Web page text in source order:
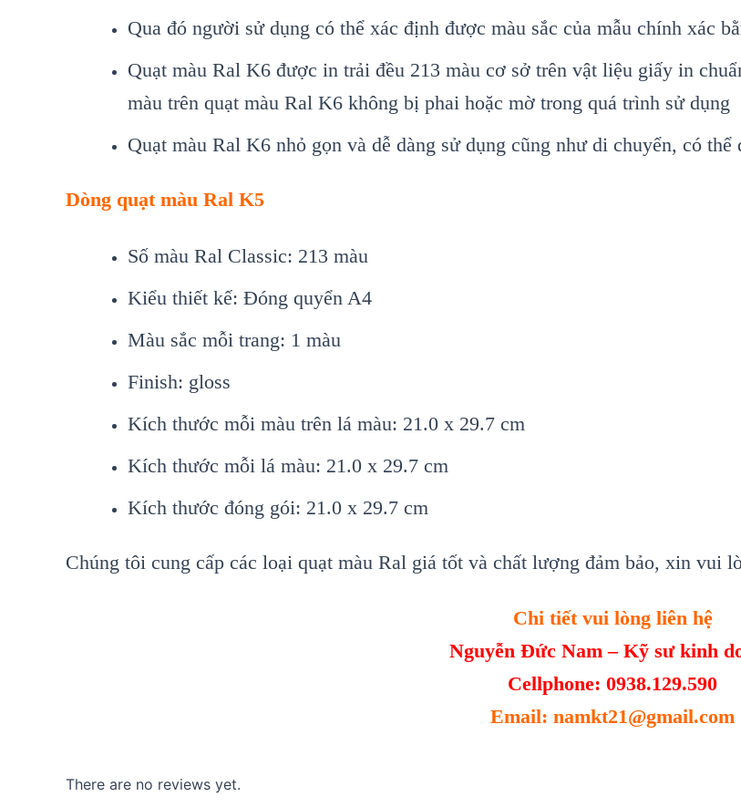
Qua đó người sử dụng có thể xác định được màu sắc của mẫu chính xác
Quạt màu Ral K6 được in trải đều 213 màu cơ sở trên vật liệu giấy in
màu trên quạt màu Ral K6 không bị phai hoặc mờ trong quá trình sử dụng
Quạt màu Ral K6 nhỏ gọn và dễ dàng sử dụng cũng như di chuyển, có thể
Dòng quạt màu Ral K5
Số màu Ral Classic: 213 màu
Kiểu thiết kế: Đóng quyển A4
Màu sắc mỗi trang: 1 màu
Finish: gloss
Kích thước mỗi màu trên lá màu: 21.0 x 29.7 cm
Kích thước mỗi lá màu: 21.0 x 29.7 cm
Kích thước đóng gói: 21.0 x 29.7 cm
Chúng tôi cung cấp các loại quạt màu Ral giá tốt và chất lượng đảm bảo, xin vui
Chi tiết vui lòng liên hệ
Nguyễn Đức Nam – Kỹ sư kinh
Cellphone: 0938.129.590
Email: namkt21@gmail.com
There are no reviews yet.